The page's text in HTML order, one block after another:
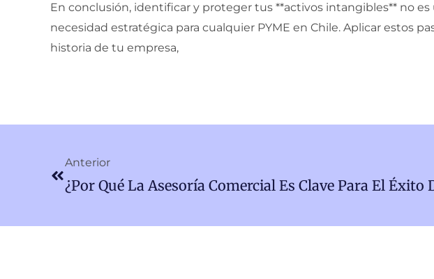
En conclusión, identificar y proteger tus **activos intangibles** no es
necesidad estratégica para cualquier PYME en Chile. Aplicar estos
historia de tu empresa,
Anterior